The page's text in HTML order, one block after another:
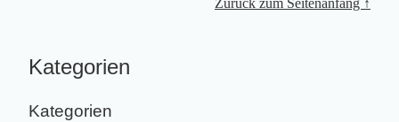
Zurück zum Seitenanfang ↑
Kategorien
Kategorien